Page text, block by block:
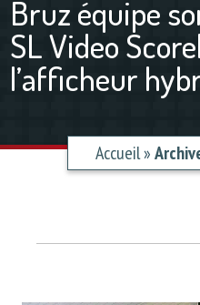
Bruz équipe
SL Video
l’afficheur
Accueil»